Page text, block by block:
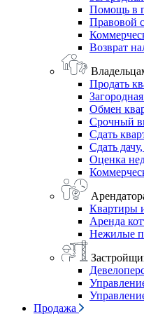
Помощь в
Правовой
Возврат
Продать
Обмен
Срочный
Сдать
Сдать
Оценка
Квартиры
Аренда
Нежилые
Продажа